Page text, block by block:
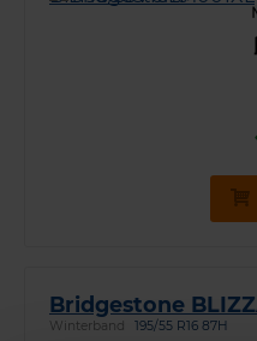
Bridgestone
Winterband 195/55 R16 87H